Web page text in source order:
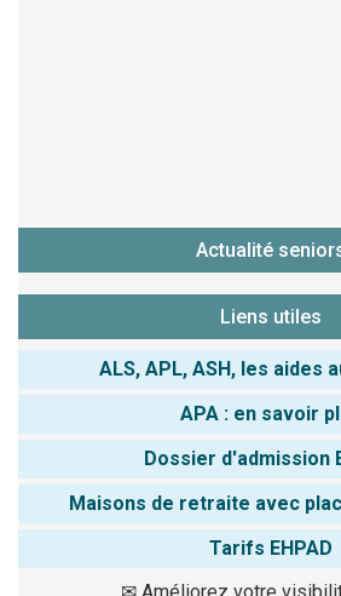
Actualité
Liens utiles
ALS, APL, ASH, les aides
APA : en savoir
Dossier d'admission
Maisons de retraite avec
Tarifs EHPAD